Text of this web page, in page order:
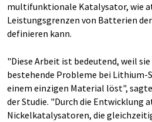
multifunktionale Katalysator, wie
Leistungsgrenzen von Batterien
definieren kann.
"Diese Arbeit ist bedeutend, weil
bestehende Probleme bei
einem einzigen Material löst",
der Studie. "Durch die Entwicklung
Nickelkatalysatoren, die